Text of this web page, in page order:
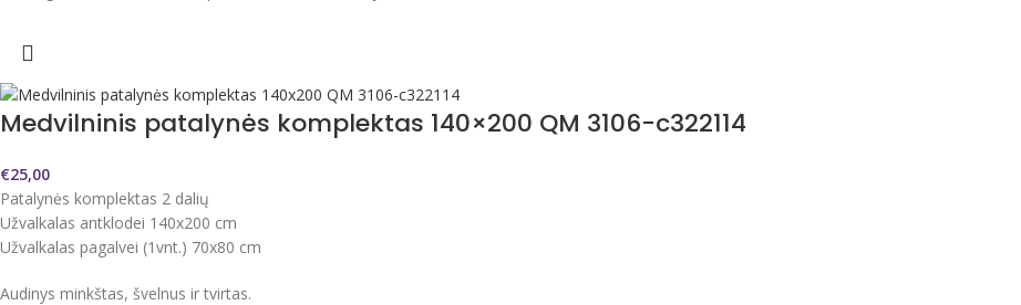
Medvilninis patalynės komplektas 140×200 QM 3106-c322114
€25,00
Patalynės komplektas 2 dalių
Užvalkalas antklodei 140x200 cm
Užvalkalas pagalvei (1vnt.) 70x80 cm
Audinys minkštas, švelnus ir tvirtas.